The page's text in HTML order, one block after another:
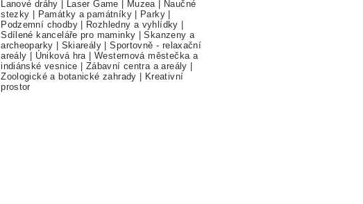
Lanové dráhy | Laser Game | Muzea | Naučné
stezky | Památky a památníky| Parky |
Podzemní chodby| Rozhledny a vyhlídky |
Sdílené kanceláře pro maminky |Skanzeny a
archeoparky | Skiareály |Sportovně - relaxační
areály | Úniková hra |Westernová městečka a
indiánské vesnice | Zábavní centra a areály |
Zoologické a botanické zahrady | Kreativní
prostor